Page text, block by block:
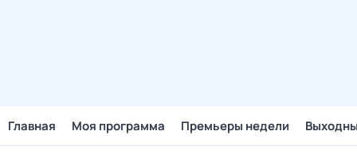
Главная Моя программа Премьеры недели